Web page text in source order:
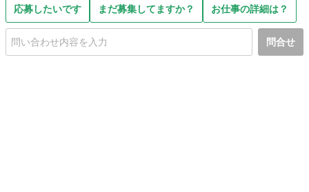
応募したいです まだ募集してますか？ お仕事の詳細は？
問合せ